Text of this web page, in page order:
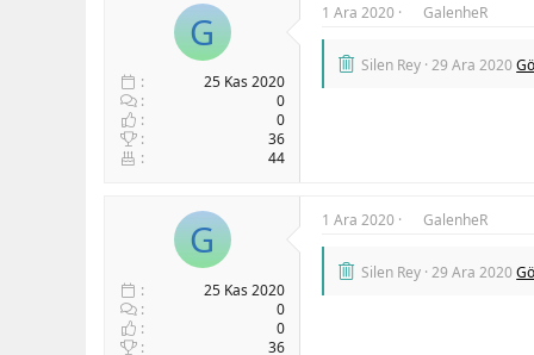
G
25 Kas 2020
0
0
36
44
1 Ara 2020 GalenheR
Silen Rey 29 Ara 2020
G
25 Kas 2020
0
0
36
1 Ara 2020 GalenheR
Silen Rey 29 Ara 2020